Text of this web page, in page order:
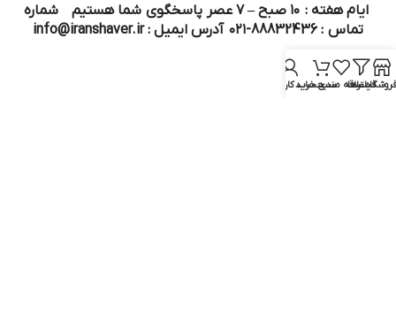
ایام هفته : ۱۰ صبح – ۷ عصر پاسخگوی شما هستیم شماره
تماس : 88832436-۰۲۱ آدرس ایمیل : info@iranshaver.ir
فروشگاهفیلترها
علاقه مندیسبد خرید
حساب کاربری من